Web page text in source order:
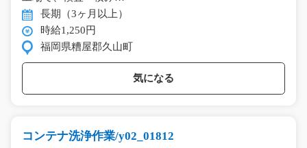
長期（3ヶ月以上）
時給1,250円
福岡県糟屋郡久山町
気になる
コンテナ洗浄作業/y02_01812